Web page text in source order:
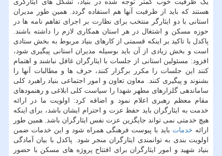
یک ظرفیت خوب کمتر توجه شده در بنیاد، تشکل های ایثارگری
هستند که باید از ظرفیت آنها هم استفاده گردد. همین طور مدیران
استانی با دو ایثارگر منتخب برای نظارت بر اجرای تفاهم نامه ها در
حوزه مسکن و اشتغال در هر استان همکاری لازم را داشته باشند.
پاکدل با تاکید بر اینکه قسمتی از کارهای بنیاد مربوط به بخش ستادی
است و بخش زیادی از آن باید بوسیله مدیران استانی پیگیری شود،
افزود: مسئولین استانی از جلسات با ایثارگران غافل نباشند و اهتمام
کنند این جلسات را مکرر برگزار کنند، حرف ها و مطالبات آنها را
بشنوند و پیگیری کنند. معاون تعاون و امور اجتماعی بنیاد راهبرد کلی
ساماندهی گلزارهای مطهر شهدا را سیاست کلی ابلاغی و رهنمودهای
مقام معظم رهبری اعلام نمود و اضافه کرد: اولویت ما در ارائه
خدمت به ایثارگران باید حفظ عزت و احترام ایشان باشد، برای اینکه
هیچ خدمتی نمی تواند جایگزین عزت نفس ایثارگران باشد. همین طور
ارائه خدمات باید با پیوست فرهنگی همراه شود و این خدمات ضمن
اولویت بندی به توانمندی ایثارگران منجر شود. پاکدل با بیان آمادگی
بنیاد شهید و امور ایثارگران برای افتتاح پروژه های مسکن با حضور